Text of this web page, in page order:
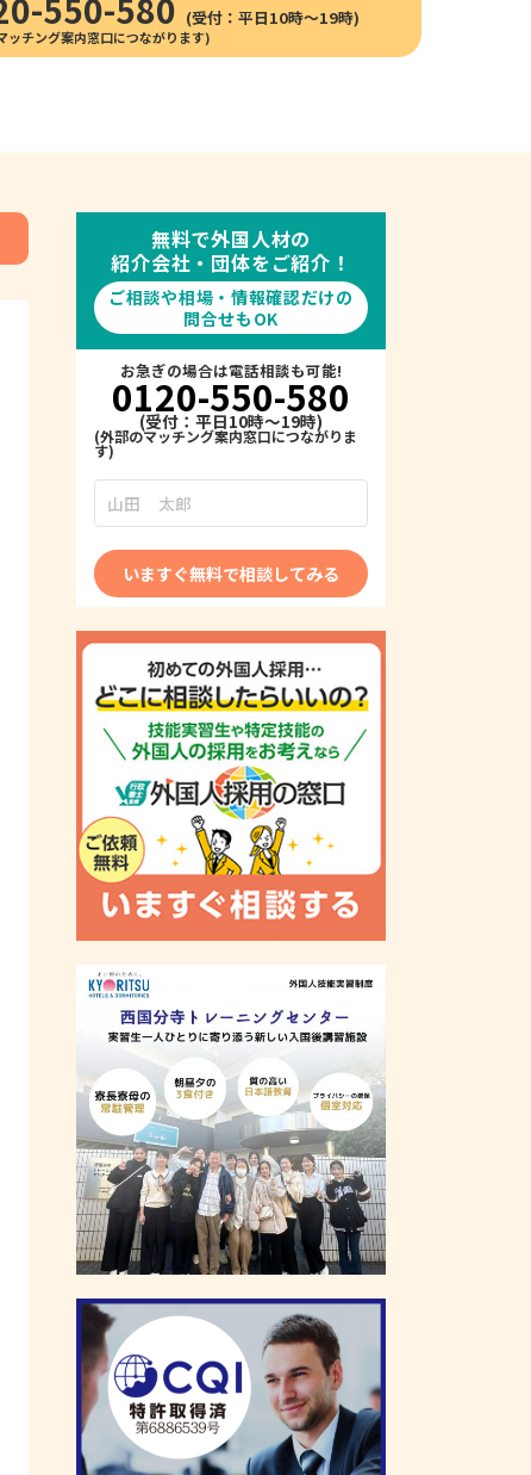
550-580 (受付：平日10時〜19時)
無料で外国人材の
紹介会社・団体をご紹介！
ご相談や相場・情報確認だけの
問合せもOK
お急ぎの場合は電話相談も可能!
0120-550-580
(受付：平日10時～19時)
いますぐ無料で相談してみる